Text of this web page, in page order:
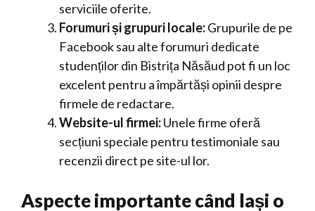
serviciile oferite.
Forumuri și grupuri locale:Grupurile de pe
Facebook sau alte forumuri dedicate
studenților din Bistrița Năsăud pot fi un loc
excelent pentru a împărtăși opinii despre
firmele de redactare.
Website-ul firmei:Unele firme oferă
secțiuni speciale pentru testimoniale sau
recenzii direct pe site-ul lor.
Aspecte importante când lași o